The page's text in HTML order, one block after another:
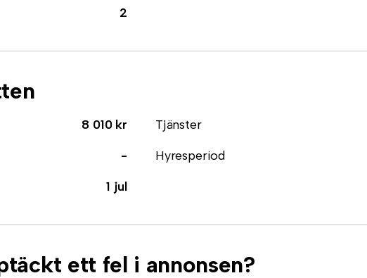
2
8 010 kr Tjänster
- Hyresperiod
1 jul
ett fel i annonsen?